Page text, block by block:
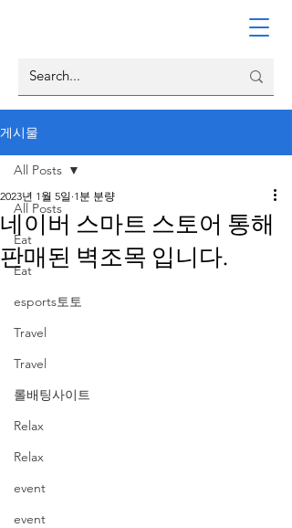
게시물
All Posts
Eat
Eat
esports토토
Travel
Travel
롤배팅사이트
Relax
Relax
event
event
All Posts
네이버 스마트 스토어 통해
판매된 벽조목 입니다.
2023년 1월 5일 1분 분량